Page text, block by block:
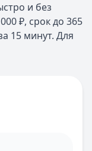
Б
Астрахань
Б
Барнаул
и без
₽, срок до 365
15 минут. Для